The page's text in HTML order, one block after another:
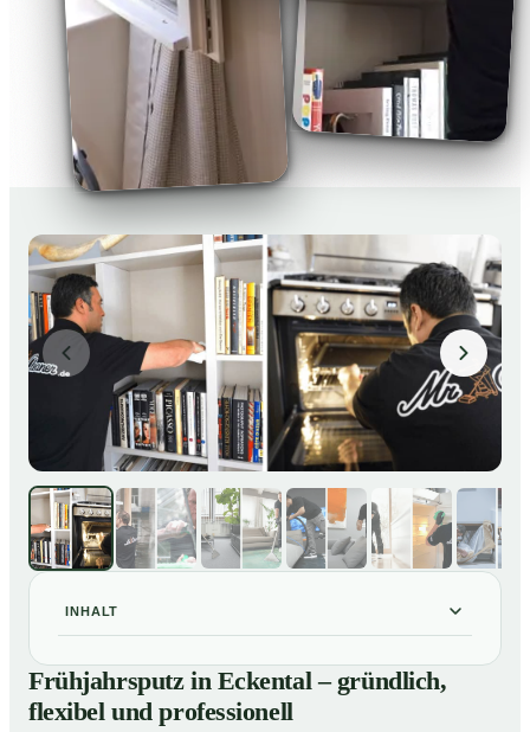
INHALT
01 Frühjahrsputz in Eckental – gründlich, flexibel und
professionell
Frühjahrsputz in Eckental – gründlich,
flexibel und professionell